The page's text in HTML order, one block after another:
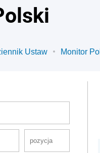
Ustaw Monitor